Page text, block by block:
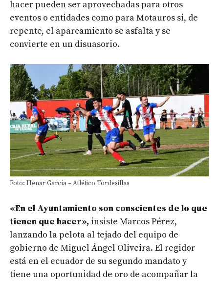
hacer pueden ser aprovechadas para otros
eventos o entidades como para Motauros si, de
repente, el aparcamiento se asfalta y se
convierte en un disuasorio.
Foto: Henar García – Atlético Tordesillas
«En el Ayuntamiento son conscientes de lo que
tienen que hacer», insiste Marcos Pérez,
lanzando la pelota al tejado del equipo de
gobierno de Miguel Ángel Oliveira. El regidor
está en el ecuador de su segundo mandato y
tiene una oportunidad de oro de acompañar la